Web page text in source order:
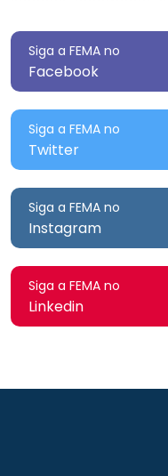
Siga a FEMA no
Facebook
Siga a FEMA no
Twitter
Siga a FEMA no
Instagram
Siga a FEMA no
Linkedin